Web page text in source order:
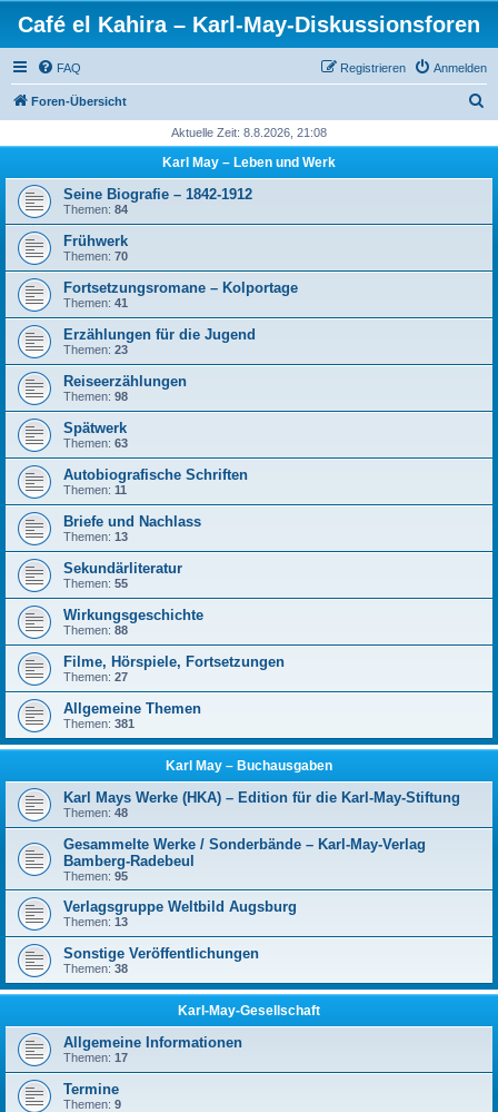
Café el Kahira – Karl-May-Diskussionsforen
FAQ Anmelden
Registrieren
Foren-Übersicht
h
Aktuelle Zeit: 8.8.2026, 21:08
Karl May – Leben und Werk
Seine Biografie – 1842-1912
Themen: 84
Frühwerk
Themen: 70
Fortsetzungsromane – Kolportage
Themen: 41
Erzählungen für die Jugend
Themen: 23
Reiseerzählungen
Themen: 98
Spätwerk
Themen: 63
Autobiografische Schriften
Themen: 11
Briefe und Nachlass
Themen: 13
Sekundärliteratur
Themen: 55
Wirkungsgeschichte
Themen: 88
Filme, Hörspiele, Fortsetzungen
Themen: 27
Allgemeine Themen
Themen: 381
Karl May – Buchausgaben
Karl Mays Werke (HKA) – Edition für die Karl-May-Stiftung
Themen: 48
Gesammelte Werke / Sonderbände – Karl-May-Verlag
Bamberg-Radebeul
Themen: 95
Verlagsgruppe Weltbild Augsburg
Themen: 13
Sonstige Veröffentlichungen
Themen: 38
Karl-May-Gesellschaft
Allgemeine Informationen
Themen: 17
Termine
Themen: 9